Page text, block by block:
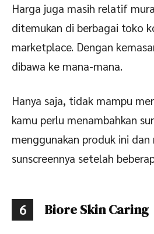
Harga juga masih relatif
ditemukan di berbagai toko
marketplace. Dengan
dibawa ke mana-mana.
Hanya saja, tidak mampu
kamu perlu menambahkan
menggunakan produk ini dan
sunscreennya setelah
6 Biore Skin Caring